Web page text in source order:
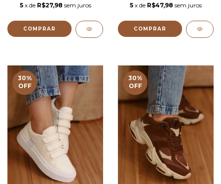
5 x de R$27,98 sem juros
COMPRAR
5 x de R$47,98 sem juros
COMPRAR
30%
OFF
30%
OFF